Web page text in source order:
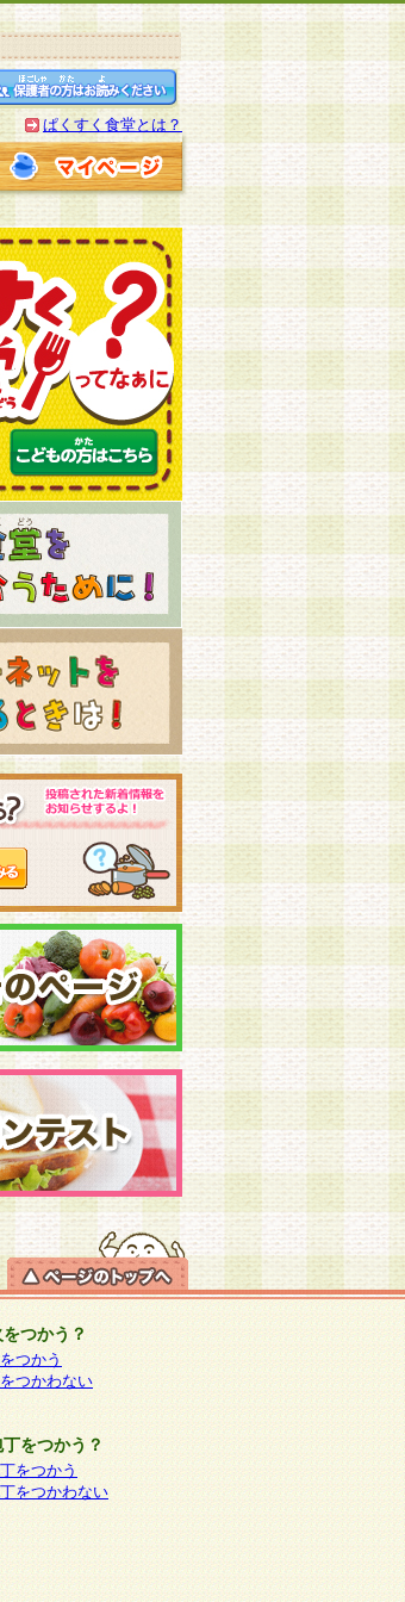
ぱくすく食堂とは？
をつかう？
つかう
つかわない
丁をつかう？
をつかう
をつかわない